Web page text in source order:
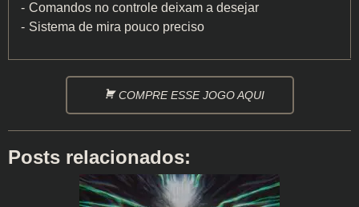
Comandos no controle deixam a desejar
Sistema de mira pouco preciso
COMPRE ESSE JOGO AQUI
Posts relacionados: